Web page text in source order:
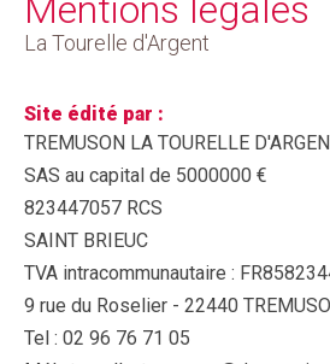
Mentions légales
La Tourelle d'Argent
Site édité par :
TREMUSON LA TOURELLE
SAS au capital de 5000000 €
823447057 RCS
SAINT BRIEUC
TVA intracommunautaire :
9 rue du Roselier - 22440
Tel : 02 96 76 71 05